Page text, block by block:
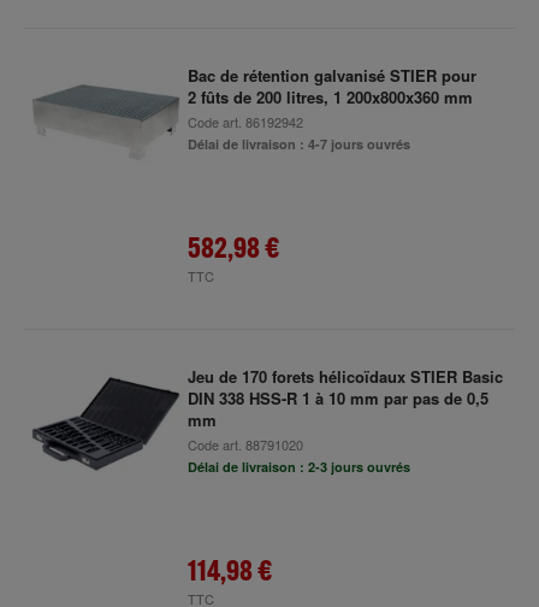
Bac de rétention galvanisé STIER pour
2 fûts de 200 litres, 1 200x800x360 mm
Code art. 86192942
Délai de livraison : 4-7 jours ouvrés
582,98 €
TTC
Jeu de 170 forets hélicoïdaux STIER Basic
DIN 338 HSS-R 1 à 10 mm par pas de 0,5
mm
Code art. 88791020
Délai de livraison : 2-3 jours ouvrés
114,98 €
TTC